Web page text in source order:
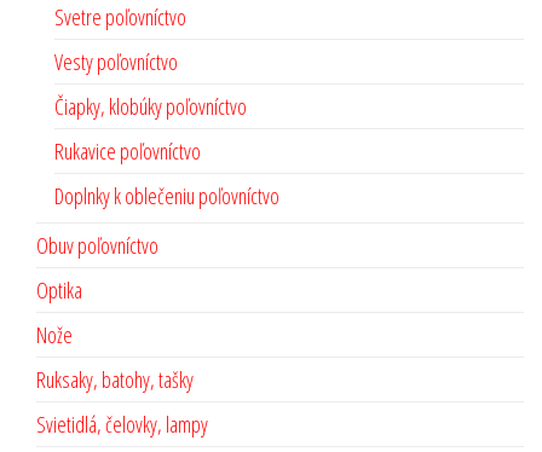
Svetre poľovníctvo
Vesty poľovníctvo
Čiapky, klobúky poľovníctvo
Rukavice poľovníctvo
Doplnky k oblečeniu poľovníctvo
Obuv poľovníctvo
Optika
Nože
Ruksaky, batohy, tašky
Svietidlá, čelovky, lampy